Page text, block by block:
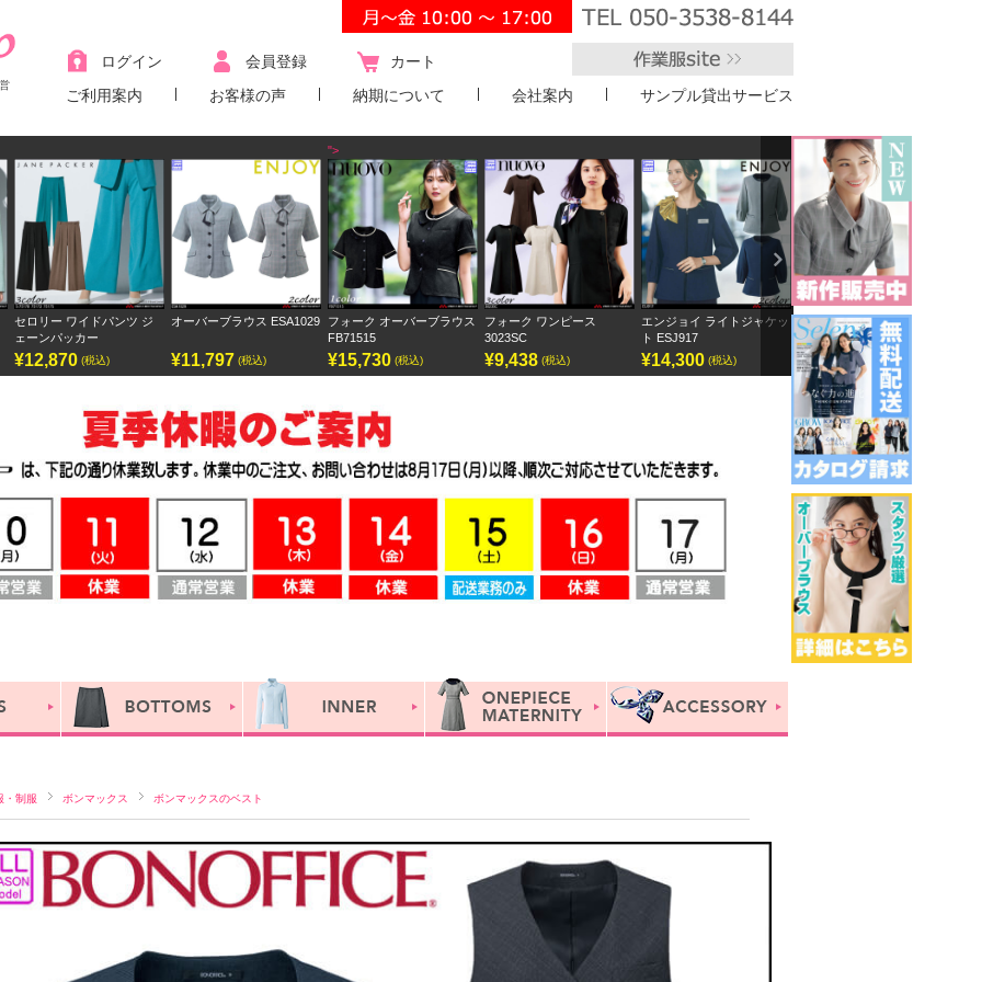
ログイン 会員登録
カート
ご利用案内
お客様の声 納期について 会社案内 サンプル貸出サービス
オーバーブラウス ESA1029
¥11,797 (税込)
フォーク オーバーブラウス
¥15,730 (税込)
フォーク ワンピース
3023SC
¥9,438 (税込)
エンジョイ ライトジャケッ
ト ESJ917
¥14,300 (税込)
ボンオフィス キュロット
AC3217
¥9,295 (税込)
半袖オーバーブラウス
GOBL-2602
¥12,155 (税込)
Next
・制服 ボンマックス ボンマックスのベスト